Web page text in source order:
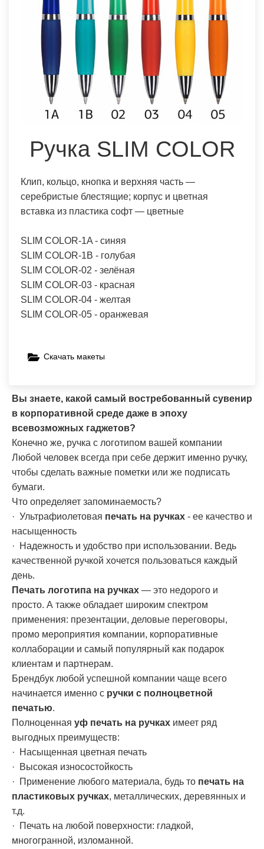
Ручка SLIM COLOR
Клип, кольцо, кнопка и верхняя часть —
серебристые блестящие; корпус и цветная
вставка из пластика софт — цветные
SLIM COLOR-1A - синяя
SLIM COLOR-1B - голубая
SLIM COLOR-02 - зелёная
SLIM COLOR-03 - красная
SLIM COLOR-04 - желтая
SLIM COLOR-05 - оранжевая
Скачать макеты
Вы знаете, какой самый востребованный сувенир
в корпоративной среде даже в эпоху
всевозможных гаджетов?
Конечно же, ручка с логотипом вашей компании
Любой человек всегда при себе держит именно ручку,
чтобы сделать важные пометки или же подписать
бумаги.
Что определяет запоминаемость?
· Ультрафиолетовая печать на ручках - ее качество и
насыщенность
· Надежность и удобство при использовании. Ведь
качественной ручкой хочется пользоваться каждый
день.
Печать логотипа на ручках — это недорого и
просто. А также обладает широким спектром
применения: презентации, деловые переговоры,
промо мероприятия компании, корпоративные
коллаборации и самый популярный как подарок
клиентам и партнерам.
Брендбук любой успешной компании чаще всего
начинается именно с ручки с полноцветной
печатью.
Полноценная уф печать на ручках имеет ряд
выгодных преимуществ:
· Насыщенная цветная печать
· Высокая износостойкость
· Применение любого материала, будь то печать на
пластиковых ручках, металлических, деревянных и
т.д.
· Печать на любой поверхности: гладкой,
многогранной, изломанной.